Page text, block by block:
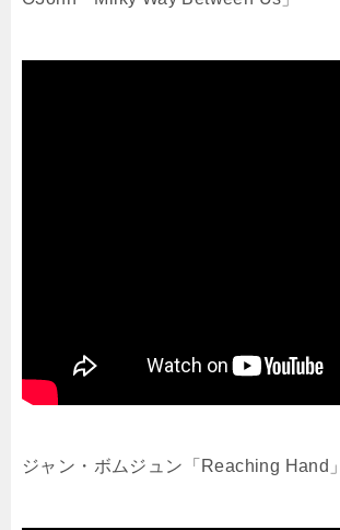
ジャン・ボムジュン「Reaching Hand」